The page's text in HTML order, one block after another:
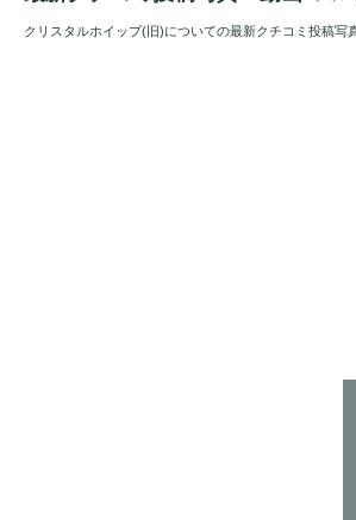
クリスタルホイップ(旧)についての最新クチコミ投稿写